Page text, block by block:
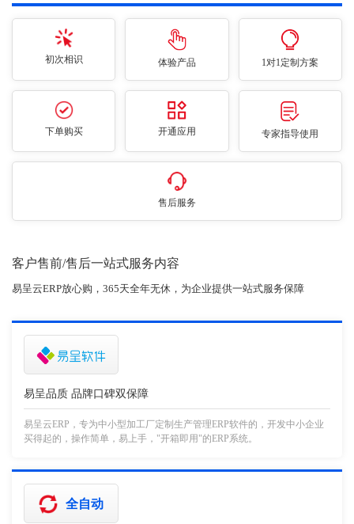
初次相识 体验产品 1对1定制方案
下单购买 开通应用 专家指导使用
售后服务
客户售前/售后一站式服务内容
易呈云ERP放心购，365天全年无休，为企业提供一站式服务保障
易呈品质 品牌口碑双保障
易呈云ERP，专为中小型加工厂定制生产管理ERP软件的，开发中小企业
买得起的，操作简单，易上手，"开箱即用"的ERP系统。
全自动